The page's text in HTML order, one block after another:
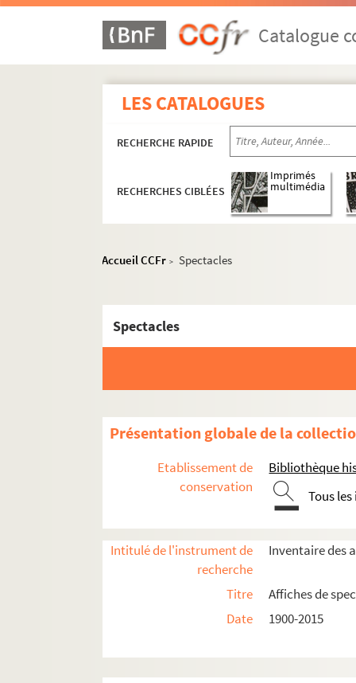
Catalogue
LES CATALOGUES
RECHERCHE RAPIDE
RECHERCHES CIBLÉES
Imprimés
multimédia
Accueil CCFr > Spectacles
Spectacles
Présentation globale de la
Etablissement de
conservation
Bibliothèque
Tous
Intitulé de l'instrument de
recherche
Inventaire des
Titre
Affiches de
Date
1900-2015
Essonne